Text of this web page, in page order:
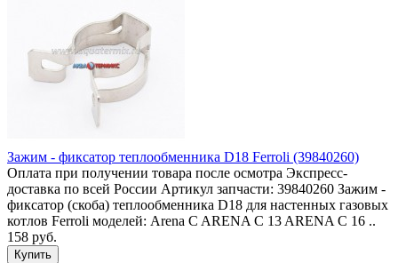
Зажим - фиксатор теплообменника D18 Ferroli (39840260)
Оплата при получении товара после осмотра Экспресс-
доставка по всей России Артикул запчасти: 39840260 Зажим -
фиксатор (скоба) теплообменника D18 для настенных газовых
котлов Ferroli моделей: Arena C ARENA C 13 ARENA C 16 ..
158 руб.